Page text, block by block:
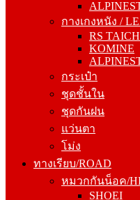
กางเกงหนัง /
RS
KOMINE
กระเป๋า
ชุดชั้นใน
ชุดกันฝน
แว่นตา
โม่ง
ทางเรียบ/ROAD
หมวกกันน็อค/
SHOEI
RS
KOMINE
กระเป๋า
ชุดชั้นใน
ชุดกันฝน
แว่นตา
โม่ง
ทางเรียบ/ROAD
หมวกกันน็อค/
SHOEI
ONEAL